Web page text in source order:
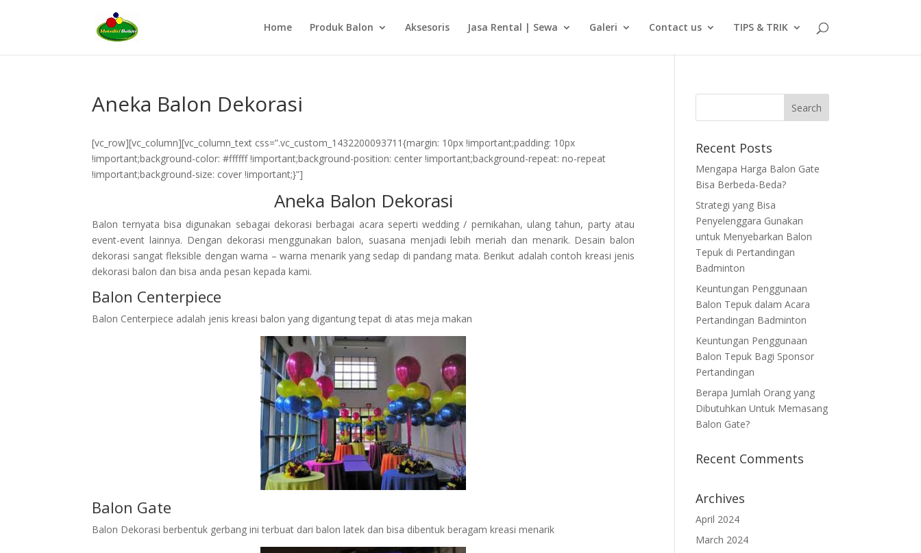
Home Produk Balon Aksesoris Jasa Rental | Sewa Galeri Contact us TIPS & TRIK
Aneka Balon Dekorasi
[vc_row][vc_column][vc_column_text css=”.vc_custom_1432200093711{margin: 10px !important;padding: 10px
!important;background-color: #ffffff !important;background-position: center !important;background-repeat: no-repeat
!important;background-size: cover !important;}”]
Aneka Balon Dekorasi
Balon ternyata bisa digunakan sebagai dekorasi berbagai acara seperti wedding / pernikahan, ulang tahun, party atau
event-event lainnya. Dengan dekorasi menggunakan balon, suasana menjadi lebih meriah dan menarik. Desain balon
dekorasi sangat fleksible dengan warna – warna menarik yang sedap di pandang mata. Berikut adalah contoh kreasi jenis
dekorasi balon dan bisa anda pesan kepada kami.
Balon Centerpiece
Balon Centerpiece adalah jenis kreasi balon yang digantung tepat di atas meja makan
Balon Gate
Balon Dekorasi berbentuk gerbang ini terbuat dari balon latek dan bisa dibentuk beragam kreasi menarik
Recent Posts
Mengapa Harga Balon Gate
Bisa Berbeda-Beda?
Strategi yang Bisa
Penyelenggara Gunakan
untuk Menyebarkan Balon
Tepuk di Pertandingan
Badminton
Keuntungan Penggunaan
Balon Tepuk dalam Acara
Pertandingan Badminton
Keuntungan Penggunaan
Balon Tepuk Bagi Sponsor
Pertandingan
Berapa Jumlah Orang yang
Dibutuhkan Untuk Memasang
Balon Gate?
Recent Comments
Archives
April 2024
March 2024